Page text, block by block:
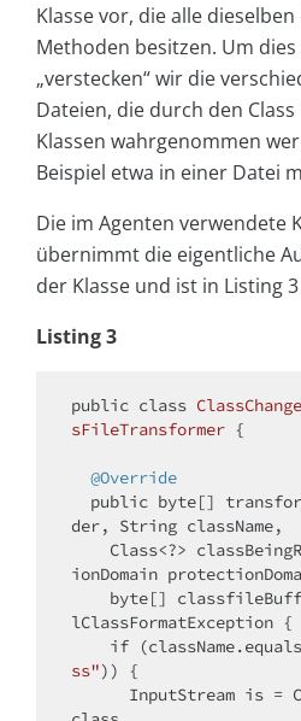
Klasse vor, die alle
Methoden besitzen. Um
„verstecken“ wir die
Dateien, die durch den
Klassen wahrgenommen
Beispiel etwa in einer Datei
Die im Agenten verwendete
übernimmt die eigentliche
der Klasse und ist in Listing
Listing 3
public class
sFileTransformer {
@Override
public byte[]
der, String className,
ionDomain
byte[]
lClassFormatException {
if
ss")) {